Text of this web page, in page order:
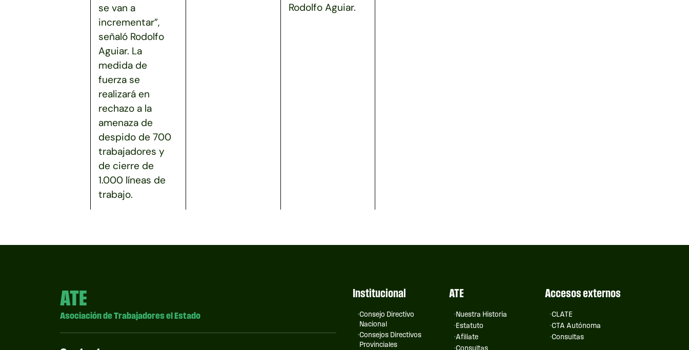
se van a
incrementar”,
señaló Rodolfo
Aguiar. La
medida de
fuerza se
realizará en
rechazo a la
amenaza de
despido de 700
trabajadores y
de cierre de
1.000 líneas de
trabajo.
Rodolfo Aguiar.
ATE
Asociación de Trabajadores el Estado
Institucional
Consejo Directivo
Nacional
Consejos Directivos
Provinciales
ATE
Nuestra Historia
Estatuto
Afiliate
Consultas
Accesos externos
CLATE
CTA Autónoma
Consultas